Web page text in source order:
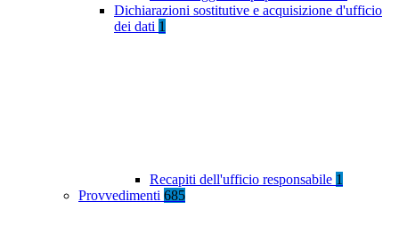
Dichiarazioni sostitutive e acquisizione d'ufficio
dei dati 1
Recapiti dell'ufficio responsabile 1
Provvedimenti 685